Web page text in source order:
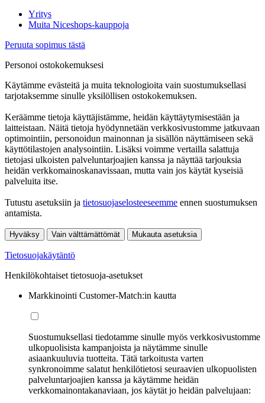
Yritys
Muita Niceshops-kauppoja
Peruuta sopimus tästä
Personoi ostokokemuksesi
Käytämme evästeitä ja muita teknologioita vain suostumuksellasi
tarjotaksemme sinulle yksilöllisen ostokokemuksen.
Keräämme tietoja käyttäjistämme, heidän käyttäytymisestään ja
laitteistaan. Näitä tietoja hyödynnetään verkkosivustomme jatkuvaan
optimointiin, personoidun mainonnan ja sisällön näyttämiseen sekä
käyttötilastojen analysointiin. Lisäksi voimme vertailla salattuja
tietojasi ulkoisten palveluntarjoajien kanssa ja näyttää tarjouksia
heidän verkkomainoskanavissaan, mutta vain jos käytät kyseisiä
palveluita itse.
Tutustu asetuksiin ja tietosuojaselosteeseemme ennen suostumuksen
antamista.
Hyväksy Vain välttämättömät Mukauta asetuksia
Tietosuojakäytäntö
Henkilökohtaiset tietosuoja-asetukset
Markkinointi Customer-Match:in kautta
Suostumuksellasi tiedotamme sinulle myös verkkosivustomme
ulkopuolisista kampanjoista ja näytämme sinulle
asiaankuuluvia tuotteita. Tätä tarkoitusta varten
synkronoimme salatut henkilötietosi seuraavien ulkopuolisten
palveluntarjoajien kanssa ja käytämme heidän
verkkomainontakanaviaan, jos käytät jo heidän palvelujaan: